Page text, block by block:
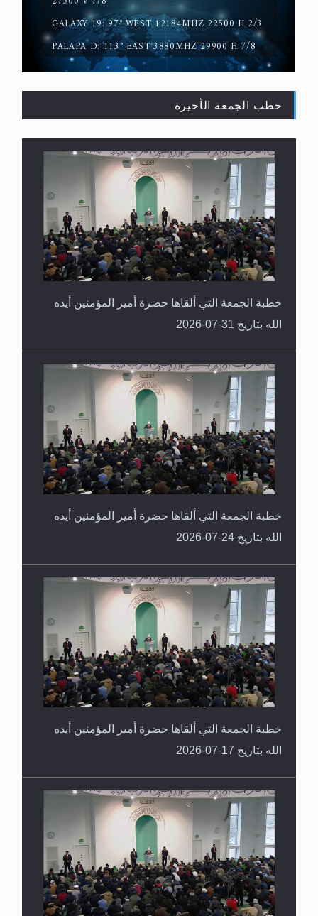
القرآن قاضٍ وحكمٌ على السنة ومهيمنٌ عليها.. ليس
العكس
GALAXY 19: 97° WEST 12184MHZ 22500 H 2/3
PALAPA D: 113° EAST 3880MHZ 29900 H 7/8
خطب الجمعة الأخيرة
خطبة الجمعة التي ألقاها حضرة أمير المؤمنين أيده
الله بتاريخ 31-07-2026
خطبة الجمعة التي ألقاها حضرة أمير المؤمنين أيده
الله بتاريخ 24-07-2026
خطبة الجمعة التي ألقاها حضرة أمير المؤمنين أيده
الله بتاريخ 17-07-2026